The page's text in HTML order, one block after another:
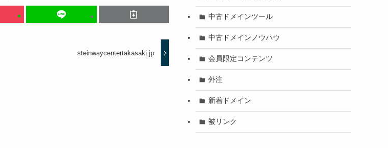
steinwaycentertakasaki.jp
中古ドメインツール
中古ドメインノウハウ
会員限定コンテンツ
外注
新着ドメイン
被リンク